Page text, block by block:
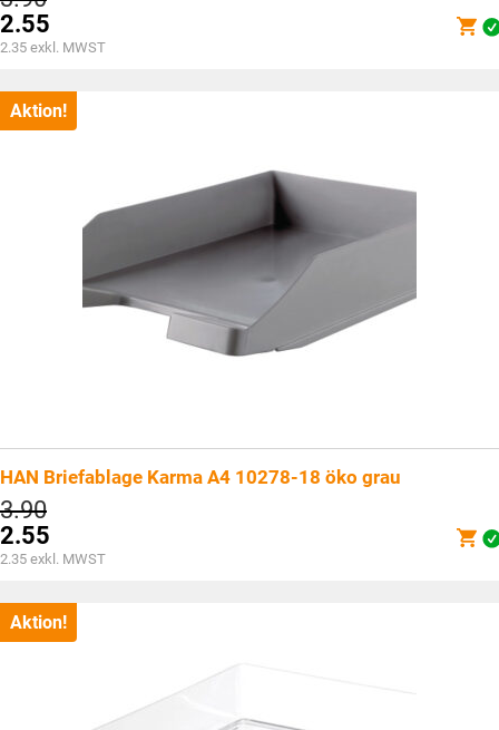
Preis
war:
CHF3.90
2.55
Aktueller
ist:
CHF2.55.
2.35 exkl. MWST
Aktion!
HAN Briefablage Karma A4 10278-18 öko grau
3.90Ursprünglicher
Preis
war:
CHF3.90
2.55
Aktueller
ist:
CHF2.55.
2.35 exkl. MWST
Aktion!